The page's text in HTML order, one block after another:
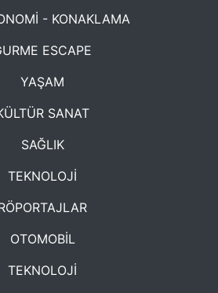
- KONAKLAMA
ESCAPE
YAŞAM
SANAT
SAĞLIK
TEKNOLOJİ
OTOMOBİL
TEKNOLOJİ